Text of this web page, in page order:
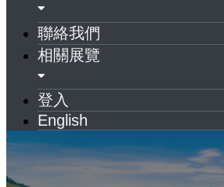
聯絡我們
相關展覽
登入
English